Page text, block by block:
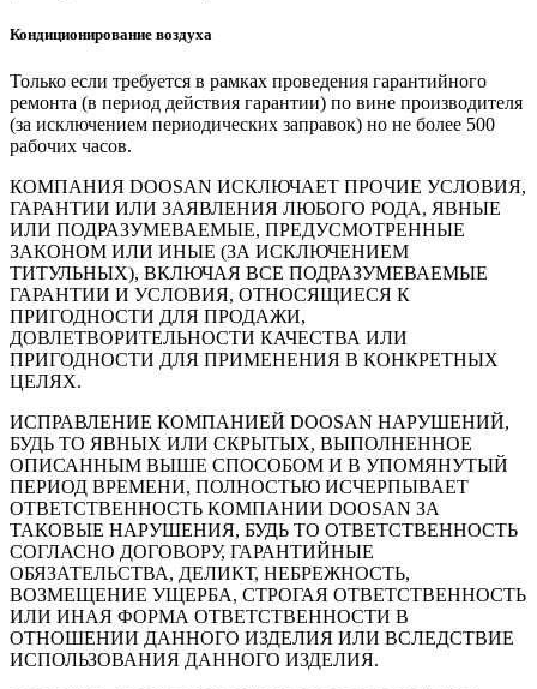
Кондиционирование воздуха
Только если требуется в рамках проведения гарантийного
ремонта (в период действия гарантии) по вине производителя
(за исключением периодических заправок) но не более 500
рабочих часов.
КОМПАНИЯ DOOSAN ИСКЛЮЧАЕТ ПРОЧИЕ УСЛОВИЯ,
ГАРАНТИИ ИЛИ ЗАЯВЛЕНИЯ ЛЮБОГО РОДА, ЯВНЫЕ
ИЛИ ПОДРАЗУМЕВАЕМЫЕ, ПРЕДУСМОТРЕННЫЕ
ЗАКОНОМ ИЛИ ИНЫЕ (ЗА ИСКЛЮЧЕНИЕМ
ТИТУЛЬНЫХ), ВКЛЮЧАЯ ВСЕ ПОДРАЗУМЕВАЕМЫЕ
ГАРАНТИИ И УСЛОВИЯ, ОТНОСЯЩИЕСЯ К
ПРИГОДНОСТИ ДЛЯ ПРОДАЖИ,
ДОВЛЕТВОРИТЕЛЬНОСТИ КАЧЕСТВА ИЛИ
ПРИГОДНОСТИ ДЛЯ ПРИМЕНЕНИЯ В КОНКРЕТНЫХ
ЦЕЛЯХ.
ИСПРАВЛЕНИЕ КОМПАНИЕЙ DOOSAN НАРУШЕНИЙ,
БУДЬ ТО ЯВНЫХ ИЛИ СКРЫТЫХ, ВЫПОЛНЕННОЕ
ОПИСАННЫМ ВЫШЕ СПОСОБОМ И В УПОМЯНУТЫЙ
ПЕРИОД ВРЕМЕНИ, ПОЛНОСТЬЮ ИСЧЕРПЫВАЕТ
ОТВЕТСТВЕННОСТЬ КОМПАНИИ DOOSAN ЗА
ТАКОВЫЕ НАРУШЕНИЯ, БУДЬ ТО ОТВЕТСТВЕННОСТЬ
СОГЛАСНО ДОГОВОРУ, ГАРАНТИЙНЫЕ
ОБЯЗАТЕЛЬСТВА, ДЕЛИКТ, НЕБРЕЖНОСТЬ,
ВОЗМЕЩЕНИЕ УЩЕРБА, СТРОГАЯ ОТВЕТСТВЕННОСТЬ
ИЛИ ИНАЯ ФОРМА ОТВЕТСТВЕННОСТИ В
ОТНОШЕНИИ ДАННОГО ИЗДЕЛИЯ ИЛИ ВСЛЕДСТВИЕ
ИСПОЛЬЗОВАНИЯ ДАННОГО ИЗДЕЛИЯ.